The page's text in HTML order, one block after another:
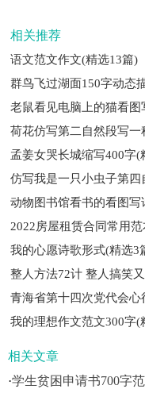
相关推荐
语文范文作文(精选13篇)
群鸟飞过湖面150字动态
老鼠看见电脑上的猫看图
荷花仿写第二自然段写一
孟姜女哭长城缩写400字(
仿写我是一只小虫子第
动物图书馆看书的看图写
2022房屋租赁合同常用
我的心愿诗歌形式(精选3
整人方法72计 整人搞笑
青海省第十四次党代会
我的理想作文范文300字(
相关文章
·学生贫困申请书700字